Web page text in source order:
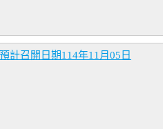
計召開日期114年11月05日